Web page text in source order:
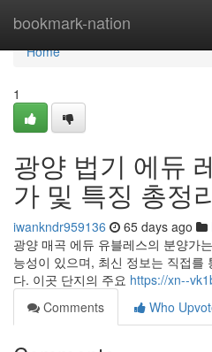
bookmark-nation
Home
Home
1
광양 법기 에듀
가 및 특징 총정
iwankndr959136 65 days ago
광양 매곡 에듀 유블레스의 분양가
능성이 있으며, 최신 정보는 직접를
다. 이곳 단지의 주요 https://xn--
Comments
Who